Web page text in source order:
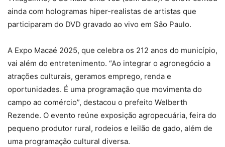
ainda com hologramas hiper-realistas de artistas que
participaram do DVD gravado ao vivo em São Paulo.
A Expo Macaé 2025, que celebra os 212 anos do município,
vai além do entretenimento. “Ao integrar o agronegócio a
atrações culturais, geramos emprego, renda e
oportunidades. É uma programação que movimenta do
campo ao comércio”, destacou o prefeito Welberth
Rezende. O evento reúne exposição agropecuária, feira do
pequeno produtor rural, rodeios e leilão de gado, além de
uma programação cultural diversa.